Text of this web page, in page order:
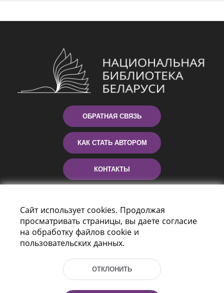
ОБРАТНАЯ СВЯЗЬ
КАК СТАТЬ АВТОРОМ
КОНТАКТЫ
Сайт использует cookies. Продолжая
просматривать страницы, вы даете согласие
на обработку файлов cookie и
пользовательских данных.
ОТКЛОНИТЬ